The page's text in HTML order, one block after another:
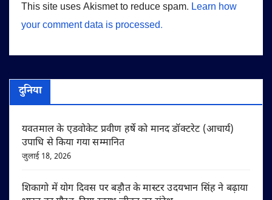
This site uses Akismet to reduce spam. Learn how
your comment data is processed.
दुनिया
यवतमाल के एडवोकेट प्रवीण हर्षे को मानद डॉक्टरेट (आचार्य)
उपाधि से किया गया सम्मानित
जुलाई 18, 2026
शिकागो में योग दिवस पर बड़ौत के मास्टर उदयभान सिंह ने बढ़ाया